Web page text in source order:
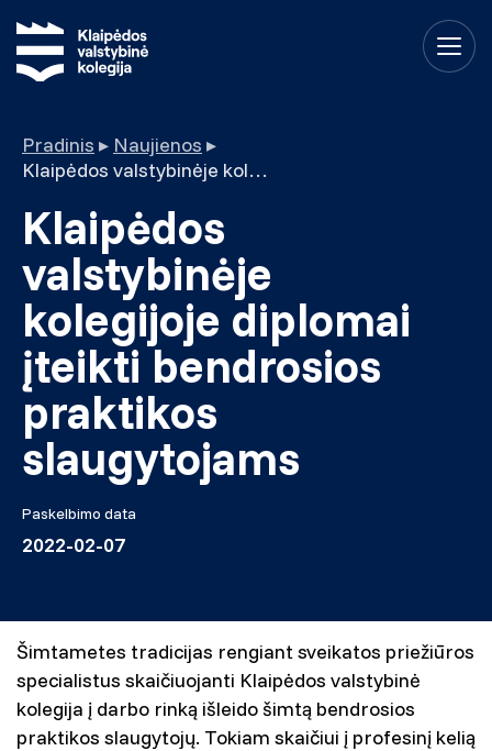
Pradinis ▸ Naujienos ▸
Klaipėdos valstybinėje kolegijoje diplomai įteikti bendrosios praktikos slaugytojams
Klaipėdos
valstybinėje
kolegijoje diplomai
įteikti bendrosios
praktikos
slaugytojams
Paskelbimo data
2022-02-07
Šimtametes tradicijas rengiant sveikatos priežiūros
specialistus skaičiuojanti Klaipėdos valstybinė
kolegija į darbo rinką išleido šimtą bendrosios
praktikos slaugytojų. Tokiam skaičiui į profesinį kelią